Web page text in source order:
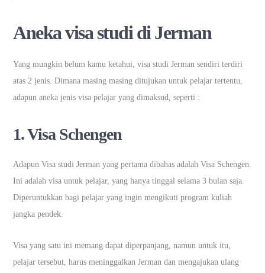
Aneka visa studi di Jerman
Yang mungkin belum kamu ketahui, visa studi Jerman sendiri terdiri
atas 2 jenis. Dimana masing masing ditujukan untuk pelajar tertentu,
adapun aneka jenis visa pelajar yang dimaksud, seperti :
1. Visa Schengen
Adapun Visa studi Jerman yang pertama dibahas adalah Visa Schengen.
Ini adalah visa untuk pelajar, yang hanya tinggal selama 3 bulan saja.
Diperuntukkan bagi pelajar yang ingin mengikuti program kuliah
jangka pendek.
Visa yang satu ini memang dapat diperpanjang, namun untuk itu,
pelajar tersebut, harus meninggalkan Jerman dan mengajukan ulang